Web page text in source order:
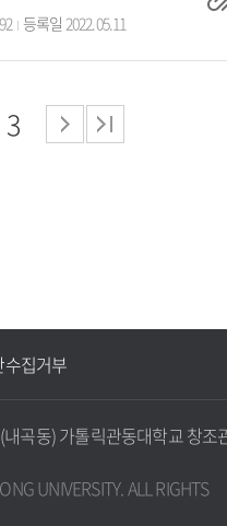
등록일 2022.05.11
3
집거부
곡동) 가톨릭관동대학교 창조
UNIVERSITY. ALL RIGHTS